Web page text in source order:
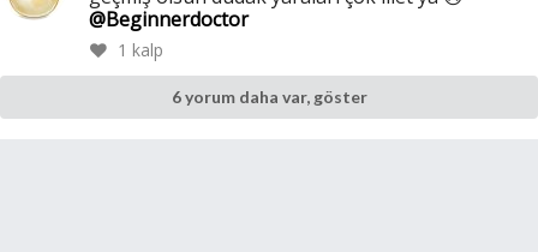
@Beginnerdoctor
1 kalp
6 yorum daha var, göster